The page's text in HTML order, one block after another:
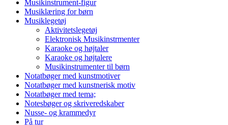
Musikinstrument-figur
Musiklæring for børn
Musiklegetøj
Aktivitetslegetøj
Elektronisk Musikinstrmenter
Karaoke og højtaler
Karaoke og højtalere
Musikinstrumenter til børn
Notatbøger med kunstmotiver
Notatbøger med kunstnerisk motiv
Notatbøger med tema;
Notesbøger og skriveredskaber
Nusse- og krammedyr
På tur